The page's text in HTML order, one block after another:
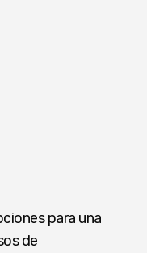
para una
de